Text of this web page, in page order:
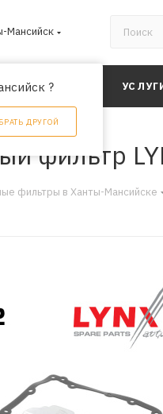
Мансийск
?
ДРУГОЙ
АКЦИИ
фильтр
фильтры в Ханты-Мансийске